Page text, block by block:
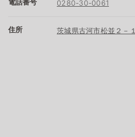
電話番号 0280-30-0061
住所 茨城県古河市松並２－